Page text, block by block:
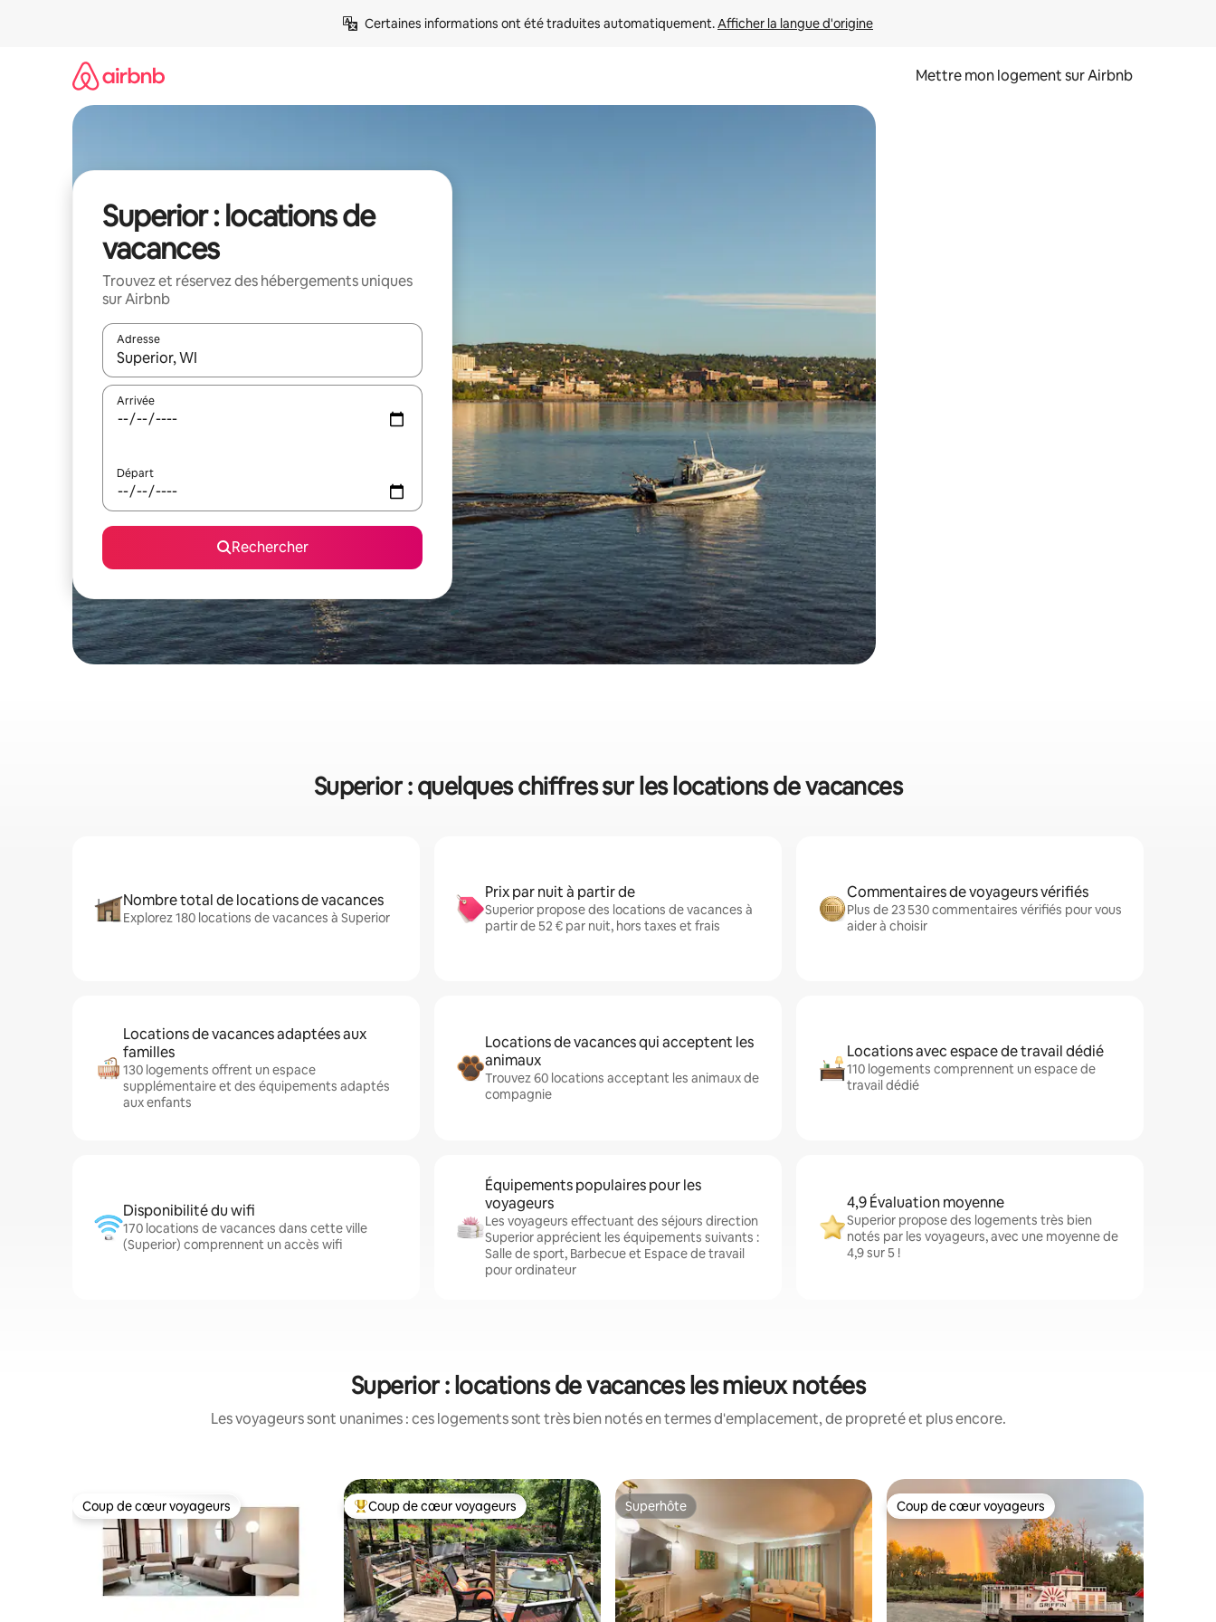
Certaines informations ont été traduites automatiquement. Afficher la langue d'origine
Mettre mon logement sur Airbnb
Superior : locations de
vacances
Trouvez et réservez des hébergements uniques
sur Airbnb
Adresse
Lorsque les résultats s'affichent, utilisez les flèches vers le haut et vers le bas pour les parcourir ou en appuyant et en faisant glisser.
Arrivée
Départ
Rechercher
Superior : quelques chiffres sur les locations de vacances
Nombre total de locations de vacances
Explorez 180 locations de vacances à Superior
Prix par nuit à partir de
Superior propose des locations de vacances à
partir de 52 € par nuit, hors taxes et frais
Commentaires de voyageurs vérifiés
Plus de 23 530 commentaires vérifiés pour vous
aider à choisir
Locations de vacances adaptées aux
familles
130 logements offrent un espace
supplémentaire et des équipements adaptés
aux enfants
Locations de vacances qui acceptent les
animaux
Trouvez 60 locations acceptant les animaux de
compagnie
Locations avec espace de travail dédié
110 logements comprennent un espace de
travail dédié
Disponibilité du wifi
170 locations de vacances dans cette ville
(Superior) comprennent un accès wifi
Équipements populaires pour les
voyageurs
Les voyageurs effectuant des séjours direction
Superior apprécient les équipements suivants :
Salle de sport, Barbecue et Espace de travail
pour ordinateur
4,9 Évaluation moyenne
Superior propose des logements très bien
notés par les voyageurs, avec une moyenne de
4,9 sur 5 !
Superior : locations de vacances les mieux notées
Les voyageurs sont unanimes : ces logements sont très bien notés en termes d'emplacement, de propreté et plus encore.
Coup de cœur voyageurs
Coup de cœur voyageurs Coups de cœur voyageurs les plus appréciés
Coup de cœur voyageurs Superhôte
Superhôte Coup de cœur voyageurs
Coup de cœur voyageurs